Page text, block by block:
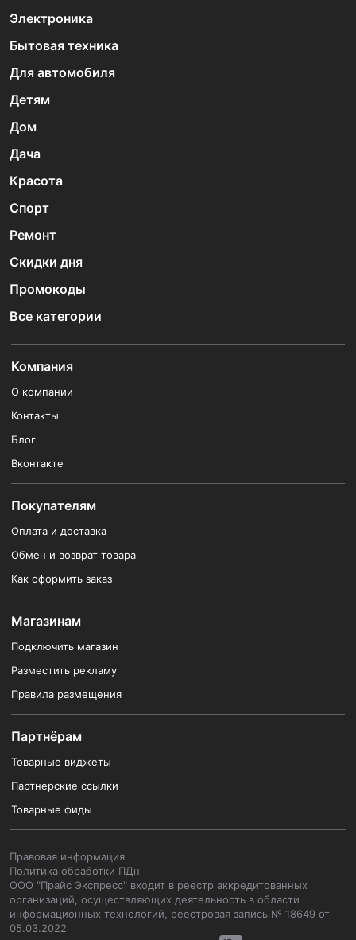
Электроника
Бытовая техника
Для автомобиля
Детям
Дом
Дача
Красота
Спорт
Ремонт
Скидки дня
Промокоды
Все категории
Компания
О компании
Контакты
Блог
Вконтакте
Покупателям
Оплата и доставка
Обмен и возврат товара
Как оформить заказ
Магазинам
Подключить магазин
Разместить рекламу
Правила размещения
Партнёрам
Товарные виджеты
Партнерские ссылки
Товарные фиды
Правовая информация
Политика обработки ПДн
ООО "Прайс Экспресс" входит в реестр аккредитованных
организаций, осуществляющих деятельность в области
информационных технологий, реестровая запись № 18649 от
05.03.2022